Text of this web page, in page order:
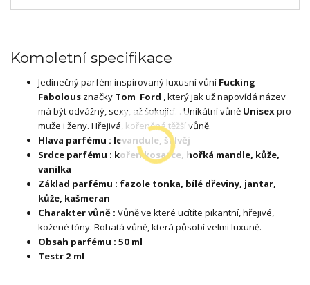
Kompletní specifikace
Jedinečný parfém inspirovaný luxusní vůní Fucking
Fabolous značky Tom Ford , který jak už napovídá název
má být odvážný, sexy, až šokující. . Unikátní vůně Unisexpro
muže i ženy. Hřejivá, kořeněná těžší vůně.
Hlava parfému : levandule, šalvěj
Srdce parfému : kořen kosatce, hořká mandle, kůže,
vanilka
Základ parfému : fazole tonka, bílé dřeviny, jantar,
kůže, kašmeran
Charakter vůně : Vůně ve které ucítíte pikantní, hřejivé,
kožené tóny. Bohatá vůně, která působí velmi luxuně.
Obsah parfému : 50 ml
Testr 2 ml